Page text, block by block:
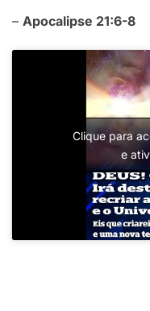
– Apocalipse 21:6-8
Clique para
e